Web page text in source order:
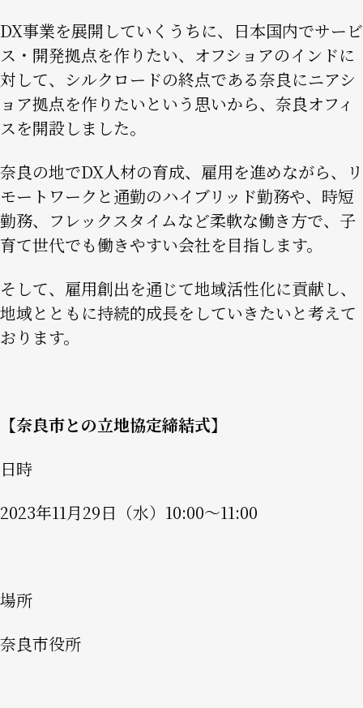
DX事業を展開していくうちに、日本国内でサービ
ス・開発拠点を作りたい、オフショアのインドに
対して、シルクロードの終点である奈良にニアシ
ョア拠点を作りたいという思いから、奈良オフィ
スを開設しました。
奈良の地でDX人材の育成、雇用を進めながら、リ
モートワークと通勤のハイブリッド勤務や、時短
勤務、フレックスタイムなど柔軟な働き方で、子
育て世代でも働きやすい会社を目指します。
そして、雇用創出を通じて地域活性化に貢献し、
地域とともに持続的成長をしていきたいと考えて
おります。
【奈良市との立地協定締結式】
日時
2023年11月29日（水）10:00～11:00
場所
奈良市役所